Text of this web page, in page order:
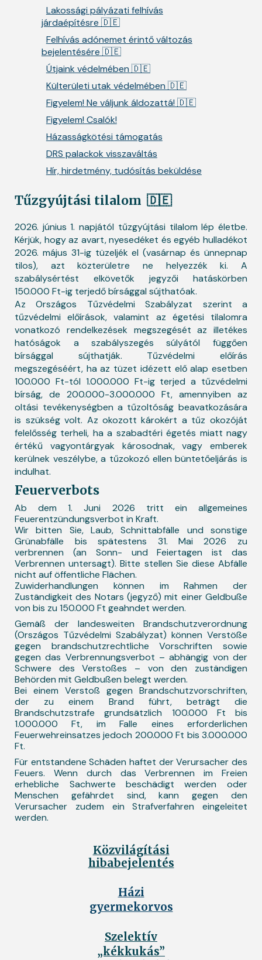
Lakossági pályázati felhívás
járdaépítésre 🇩🇪
Felhívás adónemet érintő változás
bejelentésére 🇩🇪
Útjaink védelmében 🇩🇪
Külterületi utak védelmében 🇩🇪
Figyelem! Ne váljunk áldozattá! 🇩🇪
Figyelem! Csalók!
Házasságkötési támogatás
DRS palackok visszaváltás
Hír, hirdetmény, tudósítás beküldése
Tűzgyújtási tilalom 🇩🇪
2026. június 1. napjától tűzgyújtási tilalom lép életbe.
Kérjük, hogy az avart, nyesedéket és egyéb hulladékot
2026. május 31-ig tüzeljék el (vasárnap és ünnepnap
tilos), azt közterületre ne helyezzék ki. A
szabálysértést elkövetők jegyzői hatáskörben
150.000 Ft-ig terjedő bírsággal sújthatóak.
Az Országos Tűzvédelmi Szabályzat szerint a
tűzvédelmi előírások, valamint az égetési tilalomra
vonatkozó rendelkezések megszegését az illetékes
hatóságok a szabályszegés súlyától függően
bírsággal sújthatják. Tűzvédelmi előírás
megszegéséért, ha az tüzet idézett elő alap esetben
100.000 Ft-tól 1.000.000 Ft-ig terjed a tűzvédelmi
bírság, de 200.000-3.000.000 Ft, amennyiben az
oltási tevékenységben a tűzoltóság beavatkozására
is szükség volt. Az okozott károkért a tűz okozóját
felelősség terheli, ha a szabadtéri égetés miatt nagy
értékű vagyontárgyak károsodnak, vagy emberek
kerülnek veszélybe, a tűzokozó ellen büntetőeljárás is
indulhat.
Feuerverbots
Ab dem 1. Juni 2026 tritt ein allgemeines
Feuerentzündungsverbot in Kraft.
Wir bitten Sie, Laub, Schnittabfälle und sonstige
Grünabfälle bis spätestens 31. Mai 2026 zu
verbrennen (an Sonn- und Feiertagen ist das
Verbrennen untersagt). Bitte stellen Sie diese Abfälle
nicht auf öffentliche Flächen.
Zuwiderhandlungen können im Rahmen der
Zuständigkeit des Notars (jegyző) mit einer Geldbuße
von bis zu 150.000 Ft geahndet werden.
Gemäß der landesweiten Brandschutzverordnung
(Országos Tűzvédelmi Szabályzat) können Verstöße
gegen brandschutzrechtliche Vorschriften sowie
gegen das Verbrennungsverbot – abhängig von der
Schwere des Verstoßes – von den zuständigen
Behörden mit Geldbußen belegt werden.
Bei einem Verstoß gegen Brandschutzvorschriften,
der zu einem Brand führt, beträgt die
Brandschutzstrafe grundsätzlich 100.000 Ft bis
1.000.000 Ft, im Falle eines erforderlichen
Feuerwehreinsatzes jedoch 200.000 Ft bis 3.000.000
Ft.
Für entstandene Schäden haftet der Verursacher des
Feuers. Wenn durch das Verbrennen im Freien
erhebliche Sachwerte beschädigt werden oder
Menschen gefährdet sind, kann gegen den
Verursacher zudem ein Strafverfahren eingeleitet
werden.
Közvilágítási
hibabejelentés
Házi
gyermekorvos
Szelektív
„kékkukás”